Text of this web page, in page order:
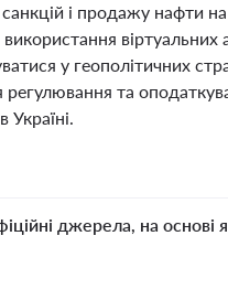
і продажу нафти
віртуальних
у геополітичних
регулювання та
Україні.
джерела, на основі